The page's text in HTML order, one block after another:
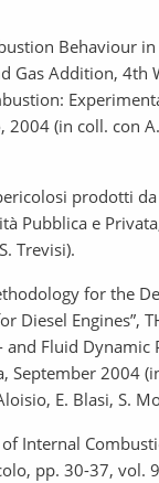
Behaviour in
Gas Addition, 4th
(in coll. con
prodotti
Pubblica e
Trevisi).
for the
Diesel Engines”,
Fluid Dynamic
September 2004
E. Blasi, S.
Internal
pp. 30-37, vol.